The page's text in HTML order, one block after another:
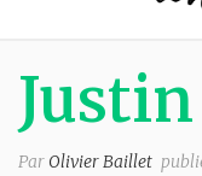
Par Olivier Baillet